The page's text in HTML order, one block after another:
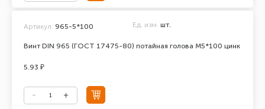
Винт DIN 965 (ГОСТ 17475-80) потайная голова М5*100 цинк
Артикул: 965-5*100 Ед. изм. шт.
5.93 ₽